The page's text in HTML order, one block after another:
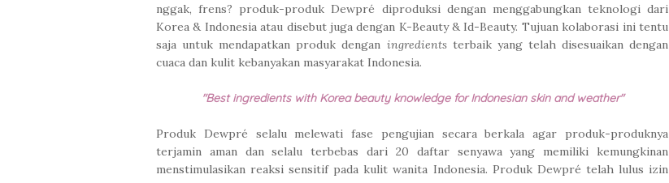
nggak, frens? produk-produk Dewpré diproduksi dengan menggabungkan teknologi dari
Korea & Indonesia atau disebut juga dengan K-Beauty & Id-Beauty. Tujuan kolaborasi ini tentu
saja untuk mendapatkan produk dengan ingredientsterbaik yang telah disesuaikan dengan
cuaca dan kulit kebanyakan masyarakat Indonesia.
"Best ingredients with Korea beauty knowledge for Indonesian skin and weather"
Produk Dewpré selalu melewati fase pengujian secara berkala agar produk-produknya
terjamin aman dan selalu terbebas dari 20 daftar senyawa yang memiliki kemungkinan
menstimulasikan reaksi sensitif pada kulit wanita Indonesia. Produk Dewpré telah lulus izin